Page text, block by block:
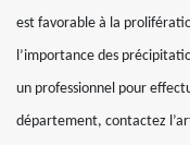
est favorable à la
l’importance des
un professionnel pour
département, contactez